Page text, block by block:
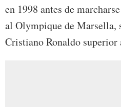
en 1998 antes de
al Olympique de Marsella,
Cristiano Ronaldo superior